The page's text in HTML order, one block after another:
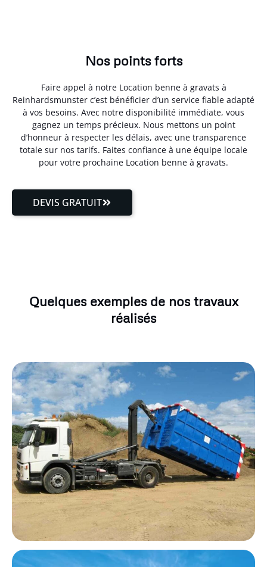
Nos points forts
Faire appel à notre Location benne à gravats à
Reinhardsmunster c’est bénéficier d’un service fiable adapté
à vos besoins. Avec notre disponibilité immédiate, vous
gagnez un temps précieux. Nous mettons un point
d’honneur à respecter les délais, avec une transparence
totale sur nos tarifs. Faites confiance à une équipe locale
pour votre prochaine Location benne à gravats.
DEVIS GRATUIT
Quelques exemples de nos travaux
réalisés